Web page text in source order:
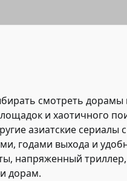
смотреть дорамы
и хаотичного
азиатские
годами выхода и
напряженный
дорам.